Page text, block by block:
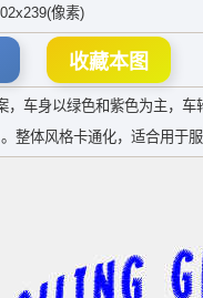
像素)
收藏本图
，车身以绿色和紫色为主，
整体风格卡通化，适合用于